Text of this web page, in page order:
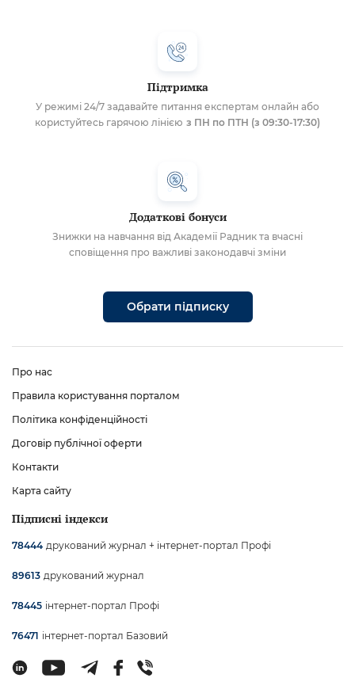
Підтримка
У режимі 24/7 задавайте питання експертам онлайн або
користуйтесь гарячою лінією з ПН по ПТН (з 09:30-17:30)
Додаткові бонуси
Знижки на навчання від Академії Радник та вчасні
сповіщення про важливі законодавчі зміни
Обрати підписку
Про нас
Правила користування порталом
Політика конфіденційності
Договір публічної оферти
Контакти
Карта сайту
Підписні індекси
78444 друкований журнал + інтернет-портал Профі
89613 друкований журнал
78445 інтернет-портал Профі
76471 інтернет-портал Базовий